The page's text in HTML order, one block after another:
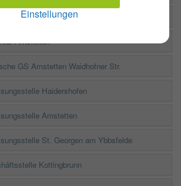
Einstellungen
Peham
Amstetten
GS Amstetten Waidhofner Str.
Haidershofen
Amstetten
St. Georgen am Ybbsfelde
Kottingbrunn